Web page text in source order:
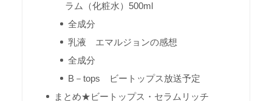
ラム（化粧水）500ml
全成分
乳液 エマルジョンの感想
全成分
B－tops ビートップス放送予定
まとめ★ビートップス・セラムリッチ